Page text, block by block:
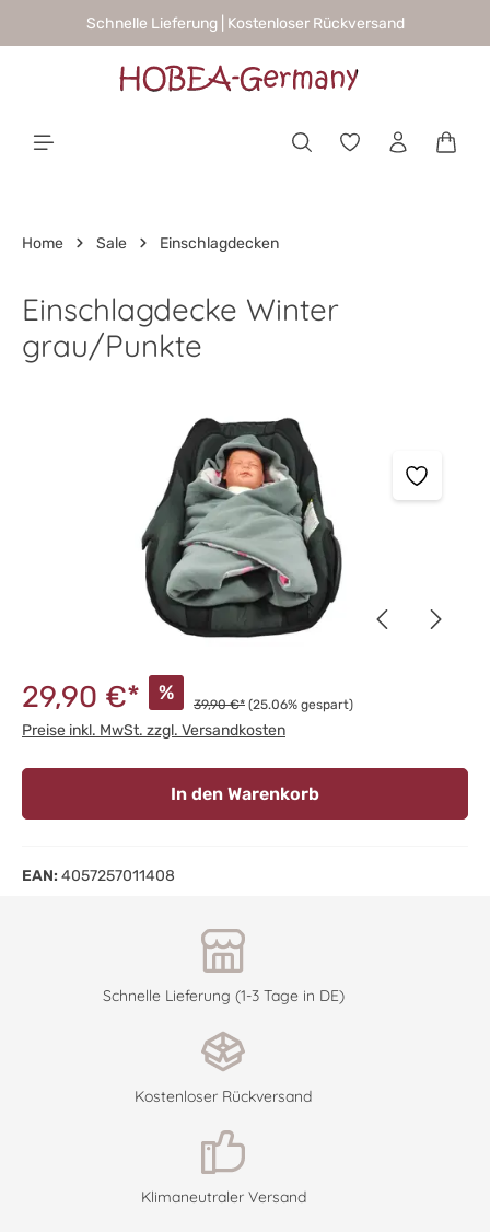
springenSchnelle Lieferung | Kostenloser Rückversand
Home Sale Einschlagdecken
Einschlagdecke Winter
grau/Punkte
Bildergalerie überspringen
29,90 €* % 39,90 €* (25.06% gespart)
Preise inkl. MwSt. zzgl. Versandkosten
In den Warenkorb
EAN: 4057257011408
Schnelle Lieferung (1-3 Tage in DE)
Kostenloser Rückversand
Klimaneutraler Versand